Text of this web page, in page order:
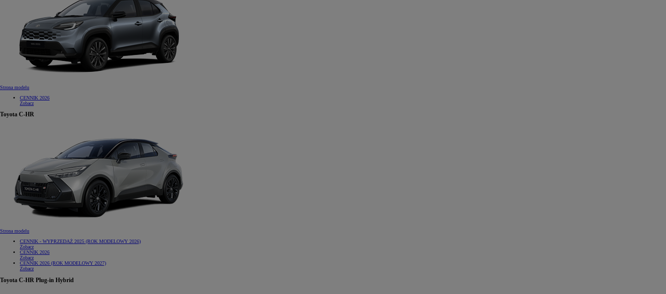
Strona modelu
CENNIK 2026
Zobacz
Toyota C-HR
Strona modelu
CENNIK - WYPRZEDAŻ 2025 (ROK MODELOWY 2026)
Zobacz
CENNIK 2026
Zobacz
CENNIK 2026 (ROK MODELOWY 2027)
Zobacz
Toyota C-HR Plug-in Hybrid